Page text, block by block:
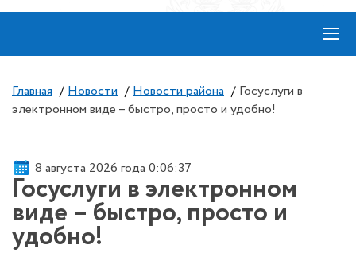
≡
Главная / Новости / Новости района / Госуслуги в
электронном виде – быстро, просто и удобно!
8 августа 2026 года 0:06:37
Госуслуги в электронном
виде – быстро, просто и
удобно!